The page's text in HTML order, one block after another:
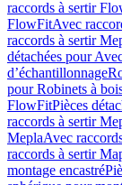
raccords à sertir
FlowFitAvec
raccords à sertir
détachées pour
d’échantillonnage
pour Robinets à
FlowFitPièces
raccords à sertir
MeplaAvec
raccords à sertir
montage encastré